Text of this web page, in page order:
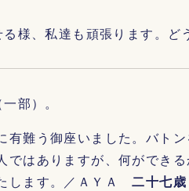
様、私達も頑張ります。ど
部）。
有難う御座いました。バト
ではありますが、何ができ
します。／ＡＹＡ二十七歳